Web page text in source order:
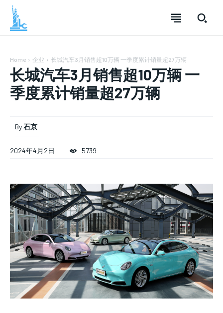
from all across the globe. With any subscription plan,
you get access toexclusive articlesthat let you
stay ahead of the curve.
Your Profile
NEWS LIFESTYLE PUBLIC OPINION
across the globe. With any subscription plan, you get access
toexclusive articlesthat let you stay ahead of the curve.
Your Profile
NEWS LIFESTYLE PUBLIC OPINION
across the globe. With any subscription plan, you get access
toexclusive articlesthat let you stay ahead of the curve.
Your Profile
NEWS LIFESTYLE PUBLIC OPINION
Home 企业 长城汽车3月销售超10万辆 一季度累计销量超27万辆
长城汽车3月销售超10万辆 一
季度累计销量超27万辆
By石京
2024年4月2日 5739